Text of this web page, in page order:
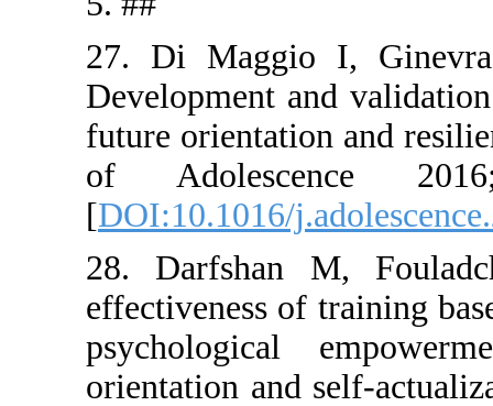
27. Di
future
of
[
28.
orientation